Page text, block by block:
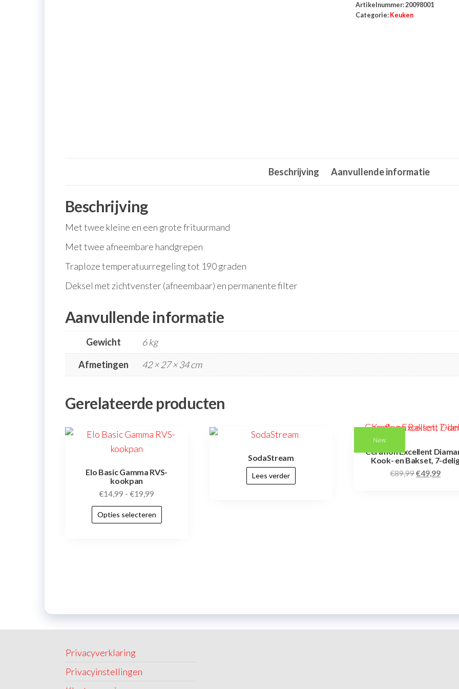
Artikelnummer:20098001
Categorie: Keuken
Beschrijving Aanvullende informatie
Beschrijving
Met twee kleine en een grote frituurmand
Met twee afneembare handgrepen
Traploze temperatuurregeling tot 190 graden
Deksel met zichtvenster (afneembaar) en permanente filter
Aanvullende informatie
Gewicht
6 kg
Afmetingen
42 × 27 × 34 cm
Gerelateerde producten
Elo Basic Gamma RVS-
kookpan
€14,99 - €19,99
Opties selecteren
SodaStream
Lees verder
New
Ceraflon Excellent
Kook- en Bakset, 7-
€89,99€49,99
Privacyverklaring
Privacyinstellingen